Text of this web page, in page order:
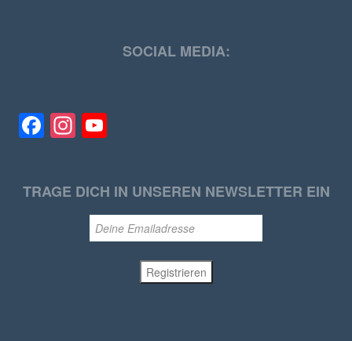
SOCIAL MEDIA:
Facebook
Instagram
TRAGE DICH IN UNSEREN NEWSLETTER EIN